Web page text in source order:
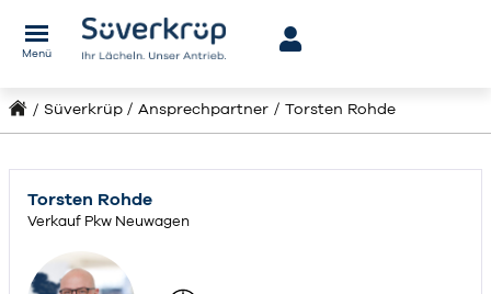
Menü
Süverkrüp Ansprechpartner Torsten Rohde
Torsten Rohde
Verkauf Pkw Neuwagen